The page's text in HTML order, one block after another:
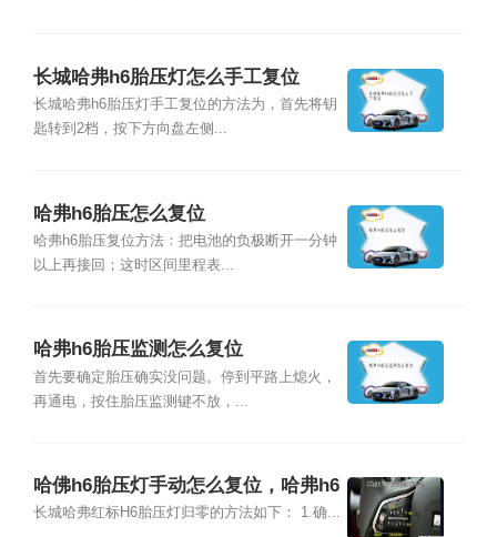
长城哈弗h6胎压灯怎么手工复位
长城哈弗h6胎压灯手工复位的方法为，首先将钥
匙转到2档，按下方向盘左侧...
哈弗h6胎压怎么复位
哈弗h6胎压复位方法：把电池的负极断开一分钟
以上再接回；这时区间里程表...
哈弗h6胎压监测怎么复位
首先要确定胎压确实没问题。停到平路上熄火，
再通电，按住胎压监测键不放，...
哈佛h6胎压灯手动怎么复位，哈弗h6
胎压多少合适
长城哈弗红标H6胎压灯归零的方法如下： 1.确...